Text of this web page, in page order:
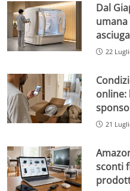
Dal
22
online:
21
sconti